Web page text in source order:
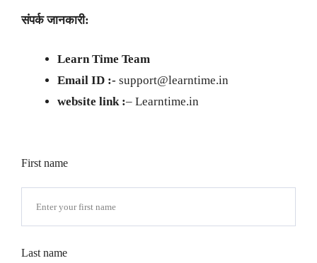
संपर्क जानकारी:
Learn Time Team
Email ID :- support@learntime.in
website link :– Learntime.in
First name
Last name